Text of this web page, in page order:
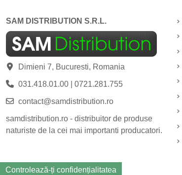
SAM DISTRIBUTION S.R.L.
Dimieni 7, Bucuresti, Romania
031.418.01.00| 0721.281.755
contact@samdistribution.ro
samdistribution.ro - distribuitor de produse
naturiste de la cei mai importanti producatori.
Controlează-ți confidențialitatea